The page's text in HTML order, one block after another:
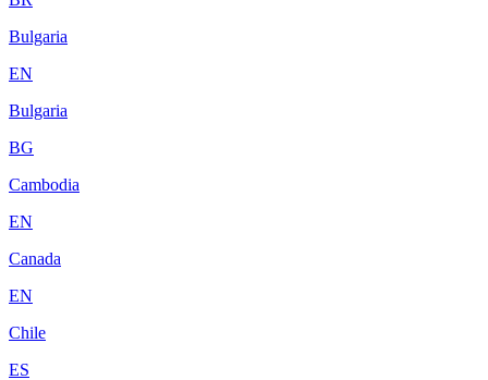
Bulgaria
EN
Bulgaria
BG
Cambodia
EN
Canada
EN
Chile
ES